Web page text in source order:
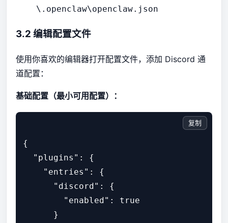
\.openclaw\openclaw.json
3.2 编辑配置文件
使用你喜欢的编辑器打开配置文件，添加 Discord 通
道配置：
基础配置（最小可用配置）：
{
  "plugins": {
    "entries": {
      "discord": {
        "enabled": true
      }
复制